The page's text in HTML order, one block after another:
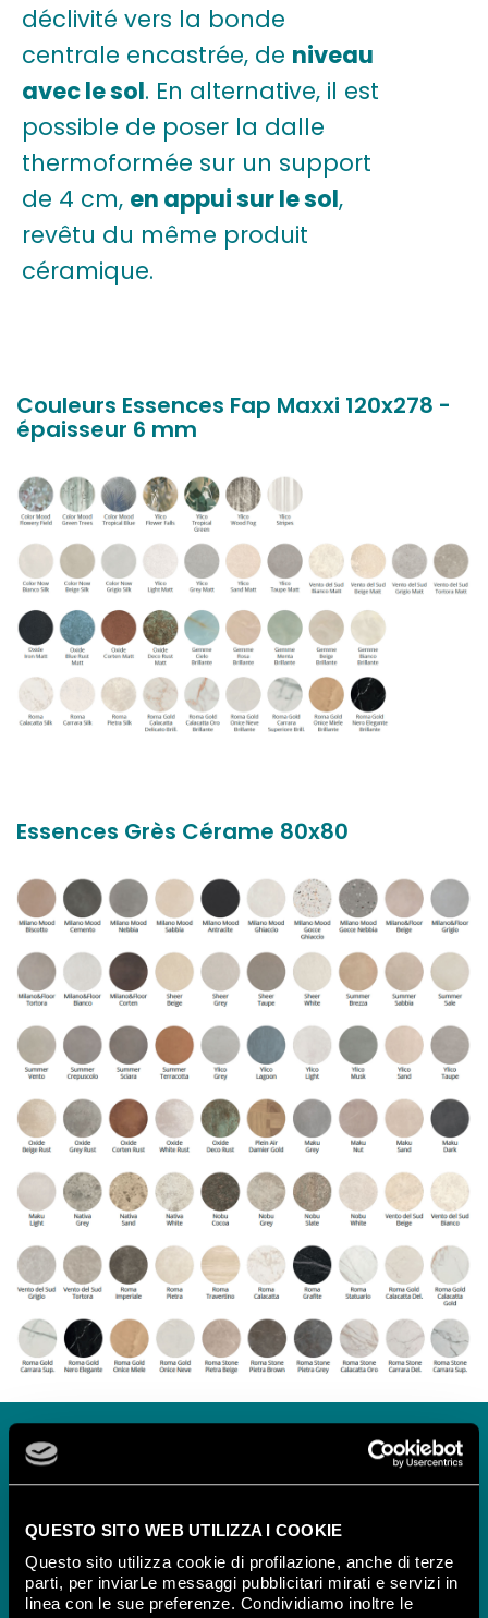
QUESTO SITO WEB UTILIZZA I COOKIE
Questo sito utilizza cookie di profilazione, anche di terze
parti, per inviarLe messaggi pubblicitari mirati e servizi in
linea con le sue preferenze. Condividiamo inoltre le
déclivité vers la bonde
centrale encastrée, de niveau
avec le sol. En alternative, il est
possible de poser la dalle
thermoformée sur un support
de 4 cm, en appui sur le sol,
revêtu du même produit
céramique.
Couleurs Essences Fap Maxxi 120x278 -
épaisseur 6 mm
Essences Grès Cérame 80x80
collection